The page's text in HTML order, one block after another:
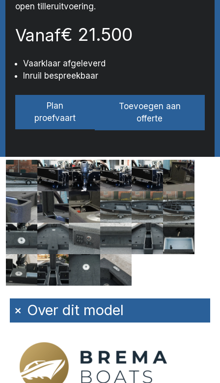
open tilleruitvoering.
Vanaf€ 21.500
Vaarklaar afgeleverd
Inruil bespreekbaar
Plan
proefvaart
Toevoegen aan
offerte
+ Over dit model